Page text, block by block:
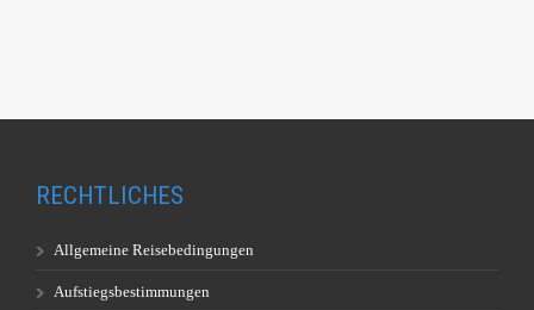
RECHTLICHES
Allgemeine Reisebedingungen
Aufstiegsbestimmungen